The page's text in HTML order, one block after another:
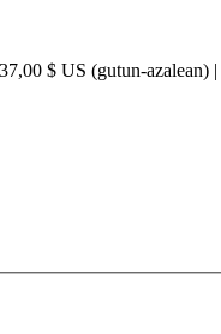
$ US (gutun-azalean) |